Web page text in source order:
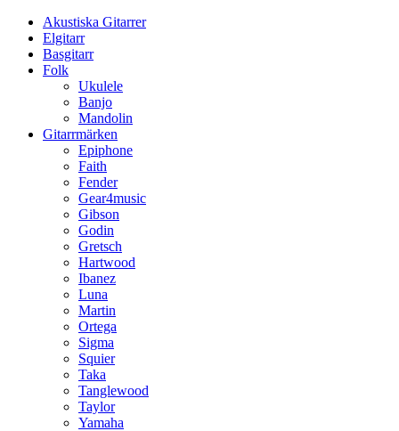
Akustiska Gitarrer
Elgitarr
Basgitarr
Folk
Ukulele
Banjo
Mandolin
Gitarrmärken
Epiphone
Faith
Fender
Gear4music
Gibson
Godin
Gretsch
Hartwood
Ibanez
Luna
Martin
Ortega
Sigma
Squier
Taka
Tanglewood
Taylor
Yamaha